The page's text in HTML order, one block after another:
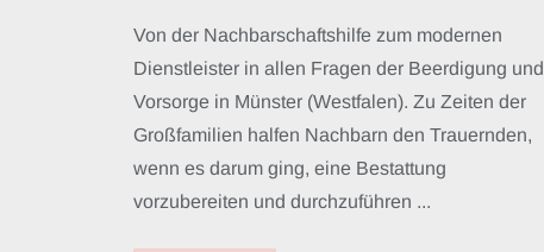
Von der Nachbarschaftshilfe zum modernen
Dienstleister in allen Fragen der Beerdigung und
Vorsorge in Münster (Westfalen). Zu Zeiten der
Großfamilien halfen Nachbarn den Trauernden,
wenn es darum ging, eine Bestattung
vorzubereiten und durchzuführen ...